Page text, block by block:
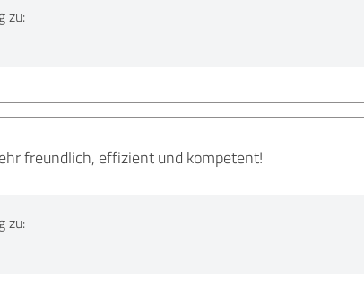
zu:
freundlich, effizient und kompetent!
zu: